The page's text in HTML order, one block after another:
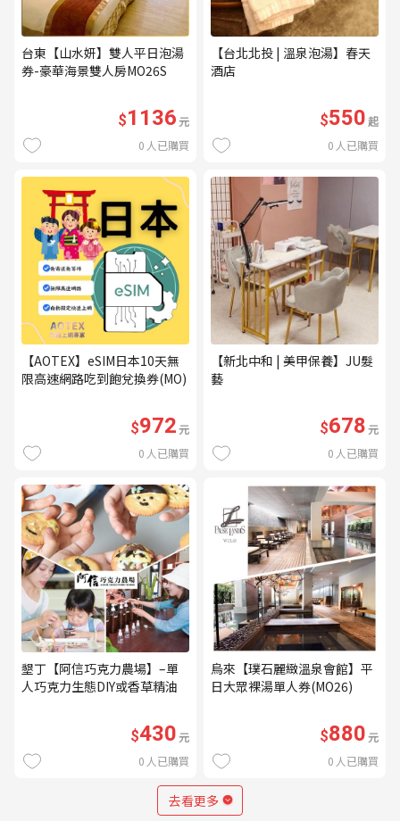
台東【山水妍】雙人平日泡湯
券-豪華海景雙人房MO26S
$1136元
0 人已購買
【台北北投 | 溫泉泡湯】春天
酒店
$550起
0 人已購買
【AOTEX】eSIM日本10天無
限高速網路吃到飽兌換券(MO)
$972元
0 人已購買
【新北中和 | 美甲保養】JU髮
藝
$678元
0 人已購買
墾丁【阿信巧克力農場】–單
人巧克力生態DIY或香草精油
$430元
0 人已購買
烏來【璞石麗緻溫泉會館】平
日大眾裸湯單人券(MO26)
$880元
0 人已購買
去看更多